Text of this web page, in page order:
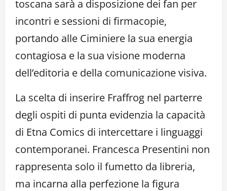
toscana sarà a disposizione dei fan per
incontri e sessioni di firmacopie,
portando alle Ciminiere la sua energia
contagiosa e la sua visione moderna
dell’editoria e della comunicazione visiva.
La scelta di inserire Fraffrog nel parterre
degli ospiti di punta evidenzia la capacità
di Etna Comics di intercettare i linguaggi
contemporanei. Francesca Presentini non
rappresenta solo il fumetto da libreria,
ma incarna alla perfezione la figura